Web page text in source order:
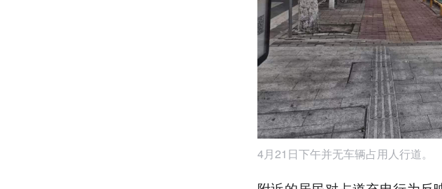
4月21日下午并无车辆占用人行道。